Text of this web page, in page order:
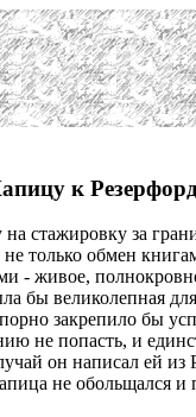
к
стажировку за
не только обмен
- живое,
бы великолепная
закрепило бы
не попасть, и
он написал ей из
не обольщался